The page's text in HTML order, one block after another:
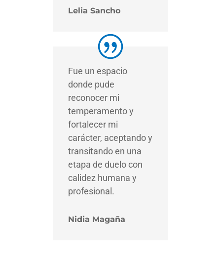
Lelia Sancho
Fue un espacio
donde pude
reconocer mi
temperamento y
fortalecer mi
carácter, aceptando y
transitando en una
etapa de duelo con
calidez humana y
profesional.
Nidia Magaña